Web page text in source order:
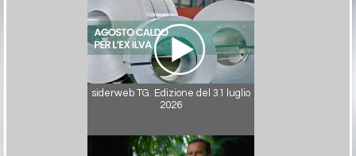
siderweb TG. Edizione del 31 luglio
2026